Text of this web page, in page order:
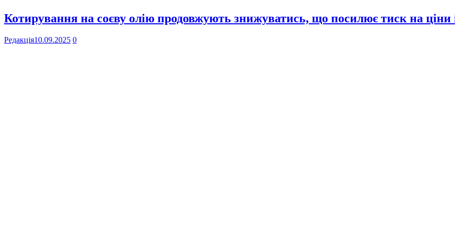
Котирування на соєву олію продовжують знижуватись, що посилює тиск на ціни
Редакція10.09.2025 0